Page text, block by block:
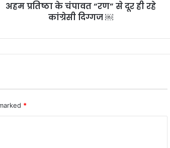
अहम प्रतिष्ठा के चंपावत “रण” से दूर ही रहे
कांग्रेसी दिग्गज ￼
*